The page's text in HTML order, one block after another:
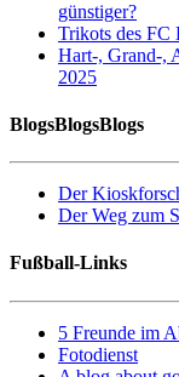
günstiger?
Trikots des FC
Hart-, Grand-,
2025
BlogsBlogsBlogs
Der
Der Weg zum
Fußball-Links
5 Freunde im
Fotodienst